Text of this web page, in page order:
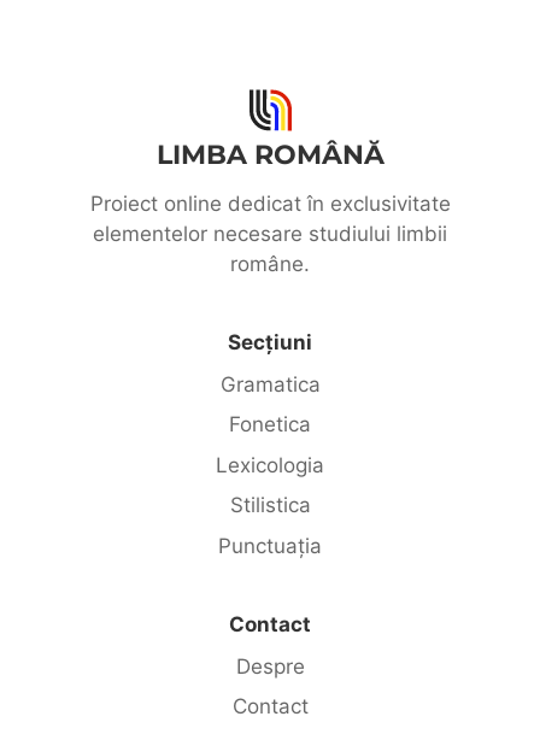
LIMBA ROMÂNĂ
Proiect online dedicat în exclusivitate
elementelor necesare studiului limbii
române.
Secțiuni
Gramatica
Fonetica
Lexicologia
Stilistica
Punctuația
Contact
Despre
Contact